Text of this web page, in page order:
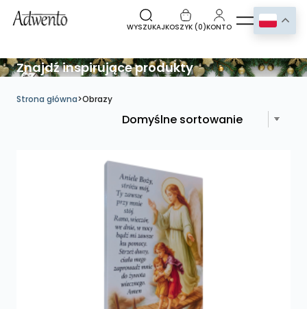
WYSZUKAJKOSZYK (0)KONTO
Znajdź inspirujące produkty
Strona główna>Obrazy